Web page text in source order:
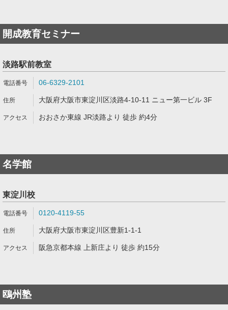
開成教育セミナー
淡路駅前教室
06-6329-2101
大阪府大阪市東淀川区淡路4-10-11 ニュー第一ビル 3F
おおさか東線 JR淡路より 徒歩 約4分
名学館
東淀川校
0120-4119-55
大阪府大阪市東淀川区豊新1-1-1
阪急京都本線 上新庄より 徒歩 約15分
鴎州塾